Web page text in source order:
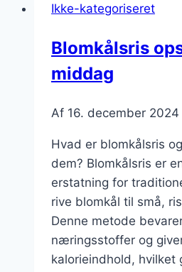
og
Ikke-kategoriseret
Blomkålsris
middag
Af 16. december 2024
Hvad er blomkålsris
dem? Blomkålsris er
erstatning for
rive blomkål til små,
Denne metode
næringsstoffer og
kalorieindhold, hvilket